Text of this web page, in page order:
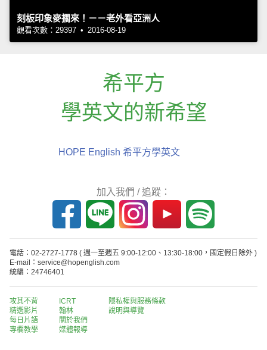
刻板印象麥擱來！－－老外看亞洲人
觀看次數：29397 • 2016-08-19
希平方
學英文的新希望
HOPE English 希平方學英文
加入我們 / 追蹤：
電話：02-2727-1778 ( 週一至週五 9:00-12:00、13:30-18:00，國定假日除外 )
E-mail：service@hopenglish.com
統編：24746401
攻其不背
精選影片
每日片語
專欄教學
ICRT
翰林
關於我們
媒體報導
隱私權與服務條款
說明與導覽